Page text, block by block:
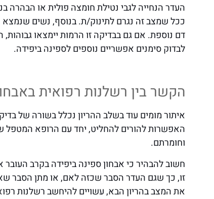
העדר הנחייה לגבי נטילת חומצה פולית או הבהרה
ככל שמצב זה נגרם לתינוק/ת. בנוסף, נשים שנמצא
דם נוספת. אם גם בבדיקה זו הרמות יימצאו
לבדוק סימנים אפשריים נוספים לספינה ביפידה.
הקשר בין רשלנות רפואית
איתור מומים עוד בשלב ההריון נכלל בשורה של
האפשרות להורים להחליט, יחד עם הרופא
וחומרתם.
חשוב להבהיר כי אבחון ספינה ביפידה בקרב
זו, כך שגם העדר הסבר שכזה לאם, או מתן הסבר
את המצב בהריון הבא, עשויים להיחשב רשלנות